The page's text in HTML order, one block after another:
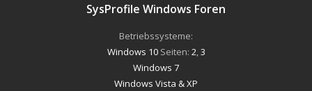
SysProfile Windows Foren
Betriebssysteme:
Windows 10Seiten: 2,3
Windows 7
Windows Vista & XP